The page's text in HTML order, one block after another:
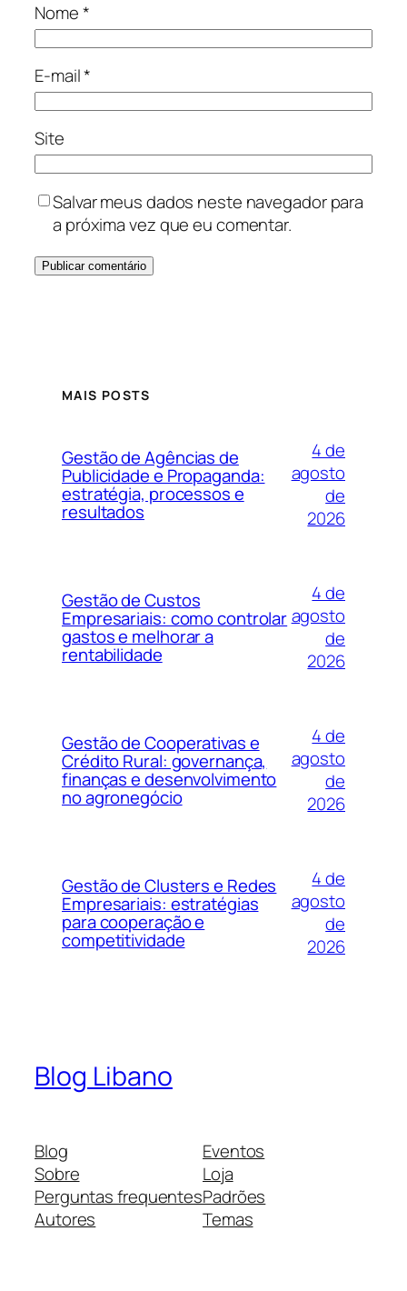
Nome*
E-mail*
Site
Salvar meus dados neste navegador para
a próxima vez que eu comentar.
MAIS POSTS
Gestão de Agências de
Publicidade e Propaganda:
estratégia, processos e
resultados
4 de
agosto
de
2026
Gestão de Custos
Empresariais: como controlar
gastos e melhorar a
rentabilidade
4 de
agosto
de
2026
Gestão de Cooperativas e
Crédito Rural: governança,
finanças e desenvolvimento
no agronegócio
4 de
agosto
de
2026
Gestão de Clusters e Redes
Empresariais: estratégias
para cooperação e
competitividade
4 de
agosto
de
2026
Blog Libano
Blog
Sobre
Perguntas frequentes
Autores
Eventos
Loja
Padrões
Temas